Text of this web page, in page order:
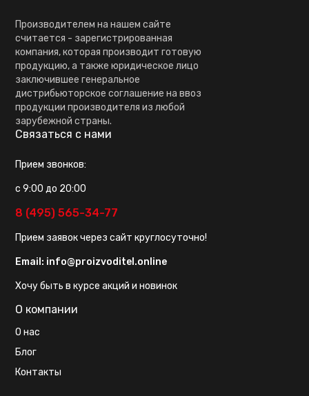
Производителем на нашем сайте
считается - зарегистрированная
компания, которая производит готовую
продукцию, а также юридическое лицо
заключившее генеральное
дистрибьюторское соглашение на ввоз
продукции производителя из любой
зарубежной страны.
Связаться с нами
Прием звонков:
с 9:00 до 20:00
8 (495) 565-34-77
Прием заявок через сайт круглосуточно!
Email: info@proizvoditel.online
Хочу быть в курсе акций и новинок
О компании
О нас
Блог
Контакты